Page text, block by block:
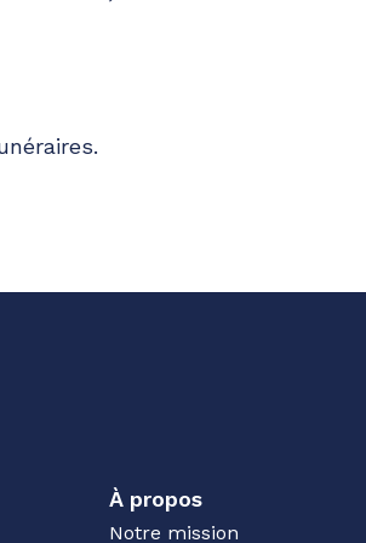
À propos
Notre mission